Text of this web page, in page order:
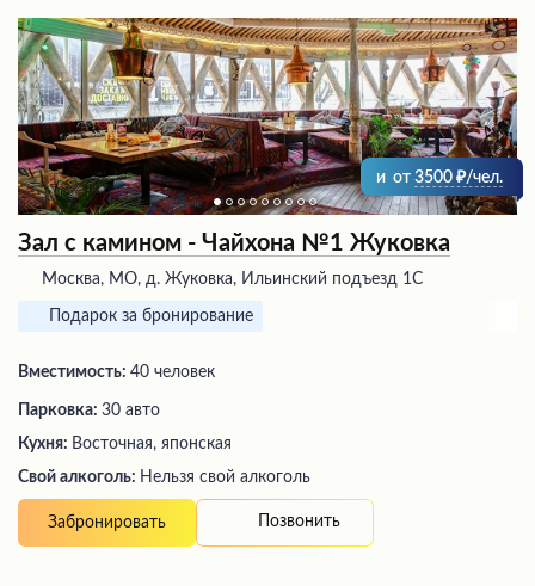
и от 3500 /чел.
Зал с камином - Чайхона №1 Жуковка
Москва, МО, д. Жуковка, Ильинский подъезд 1С
Подарок за бронирование
Вместимость: 40 человек
Парковка: 30 авто
Кухня: Восточная, японская
Свой алкоголь: Нельзя свой алкоголь
Забронировать Позвонить